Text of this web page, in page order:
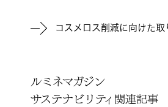
コスメロス削減に向けた取
ルミネマガジン
サステナビリティ関連記事